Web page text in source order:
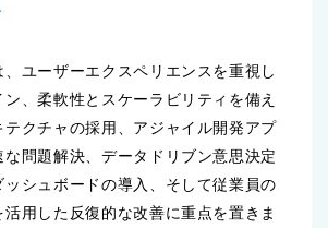
ユーザーエクスペリエンスを重視し
、柔軟性とスケーラビリティを備え
テクチャの採用、アジャイル開発アプ
な問題解決、データドリブン意思決定
シュボードの導入、そして従業員の
用した反復的な改善に重点を置きま